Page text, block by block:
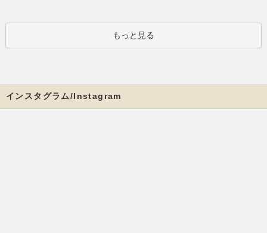
もっと見る
インスタグラム/Instagram